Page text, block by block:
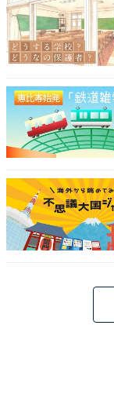
すし職人から直接極
かっぱ寿司では
にぎり 天然本鮪
っぱ寿司の店長
実施。「うまい
の角度や向きの
て認定証を授与
ことができるシ
いっそう華やか
然本鮪中とろ』